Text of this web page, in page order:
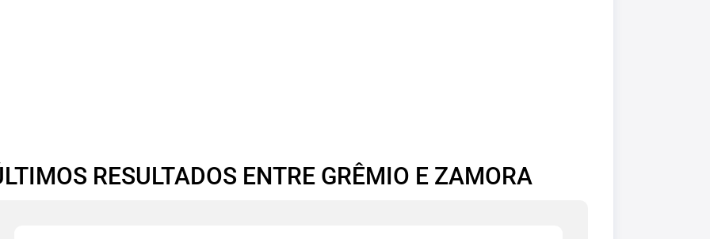
RESULTADOS ENTRE GRÊMIO E ZAMORA